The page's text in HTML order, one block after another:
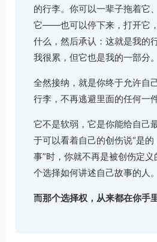
的行李。你可以一辈子拖着它
它——也可以停下来，打开它
什么，然后承认：这就是我的
我很累，但它也是我的一部分。
全然接纳，就是你终于允许自
行李，不再逃避里面的任何一
它不是软弱，它是你能给自己
于可以看着自己的创伤说“是
事”时，你就不再是被创伤定
个选择如何讲述自己故事的人。
而那个选择权，从来都在你手里